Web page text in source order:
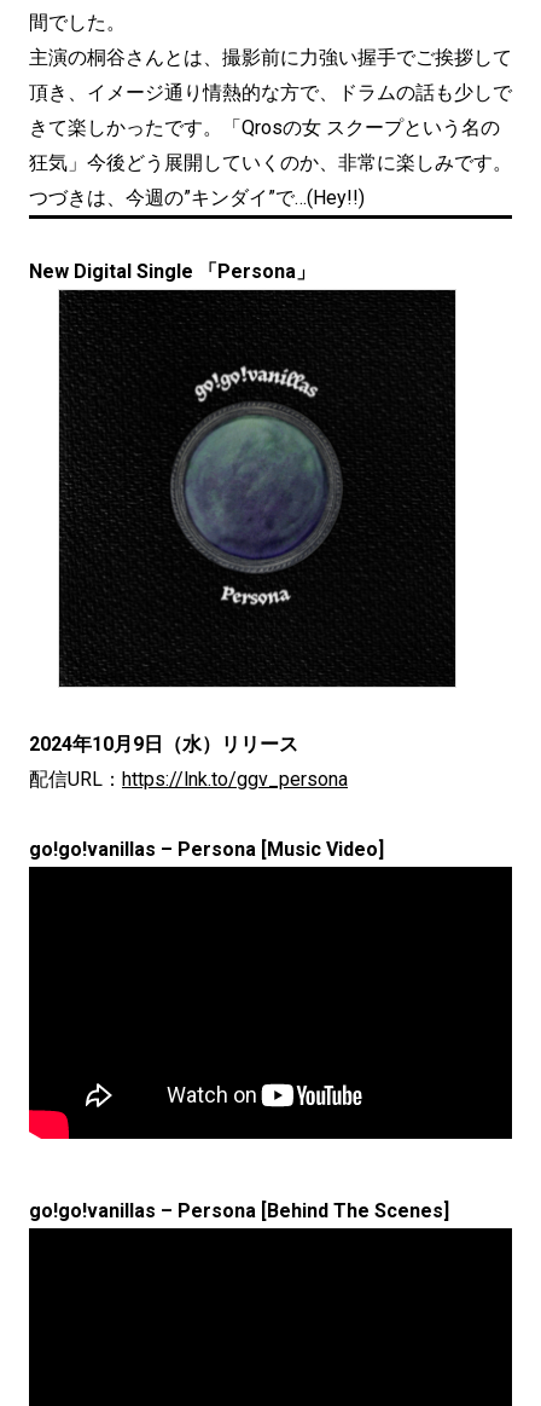
間でした。
主演の桐谷さんとは、撮影前に力強い握手でご挨拶して
頂き、イメージ通り情熱的な方で、ドラムの話も少しで
きて楽しかったです。「Qrosの女 スクープという名の
狂気」今後どう展開していくのか、非常に楽しみです。
つづきは、今週の”キンダイ”で…(Hey!!)
New Digital Single 「Persona」
2024年10月9日（水）リリース
配信URL： https://lnk.to/ggv_persona
go!go!vanillas – Persona [Music Video]
go!go!vanillas – Persona [Behind The Scenes]